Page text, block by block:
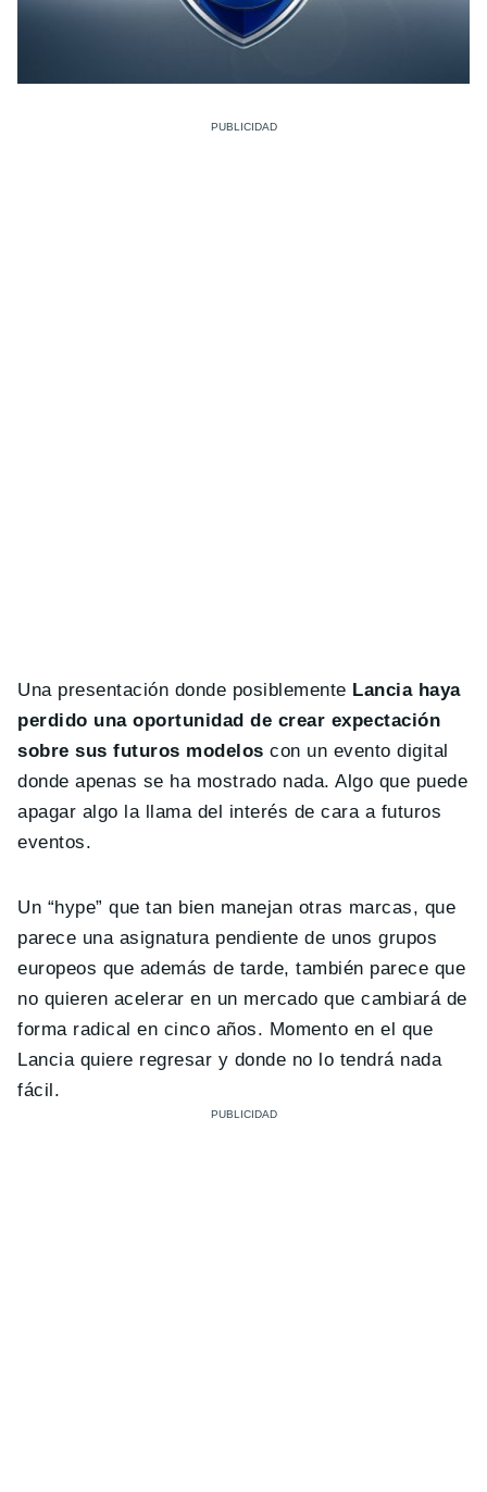
Una presentación donde posiblemente Lancia haya
perdido una oportunidad de crear expectación
sobre sus futuros modelos con un evento digital
donde apenas se ha mostrado nada. Algo que puede
apagar algo la llama del interés de cara a futuros
eventos.
Un “hype” que tan bien manejan otras marcas, que
parece una asignatura pendiente de unos grupos
europeos que además de tarde, también parece que
no quieren acelerar en un mercado que cambiará de
forma radical en cinco años. Momento en el que
Lancia quiere regresar y donde no lo tendrá nada
fácil.